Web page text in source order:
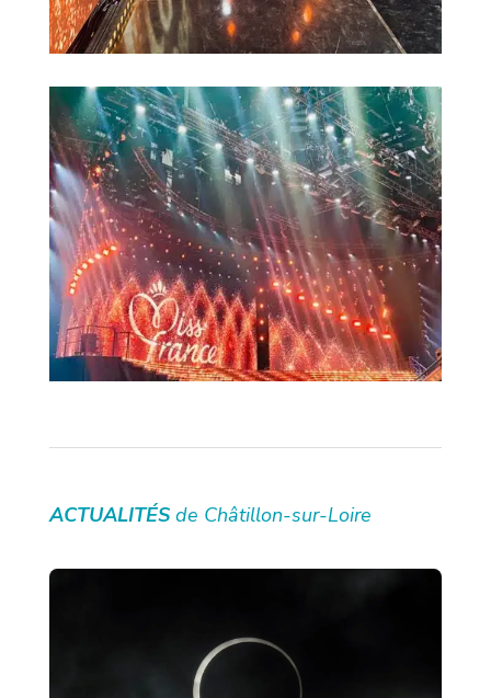
ACTUALITÉS de Châtillon-sur-Loire